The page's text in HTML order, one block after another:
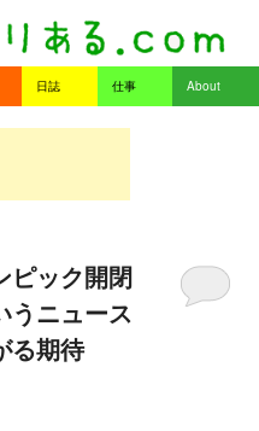
日誌 仕事 About
ピック開閉
うニュース
る期待